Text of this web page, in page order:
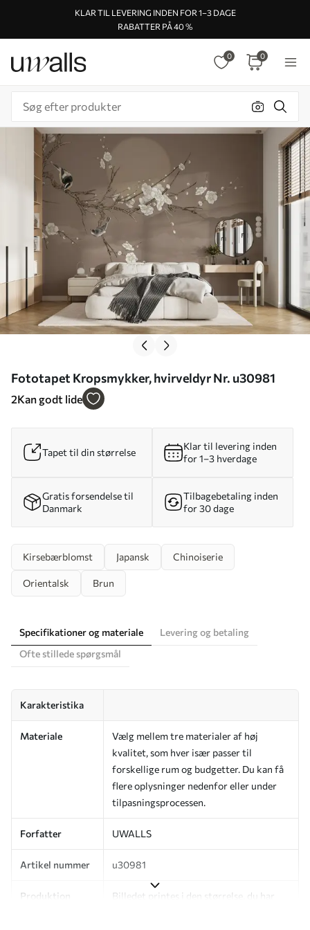
KLAR TIL LEVERING INDEN FOR 1–3 DAGE
RABATTER PÅ 40 %
0 0
Fototapet Kropsmykker, hvirveldyr Nr. u30981
2Kan godt lide
Tapet til din størrelse
Klar til levering inden
for 1–3 hverdage
Gratis forsendelse til
Danmark
Tilbagebetaling inden
for 30 dage
Kirsebærblomst Japansk Chinoiserie
Orientalsk Brun
Specifikationer og materiale
Levering og betaling
Ofte stillede spørgsmål
Karakteristika
Materiale
Vælg mellem tre materialer af høj
kvalitet, som hver især passer til
forskellige rum og budgetter. Du kan få
flere oplysninger nedenfor eller under
tilpasningsprocessen.
Forfatter UWALLS
Artikel nummer u30981
Produktion
Billedet printes i den størrelse, du har